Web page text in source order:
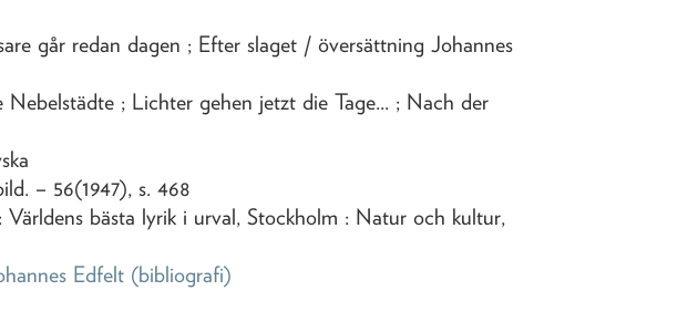
går redan dagen ; Efter slaget / översättning Johannes
Nebelstädte ; Lichter gehen jetzt die Tage... ; Nach der
. – 56(1947), s. 468
Världens bästa lyrik i urval, Stockholm : Natur och kultur,
Edfelt (bibliografi)